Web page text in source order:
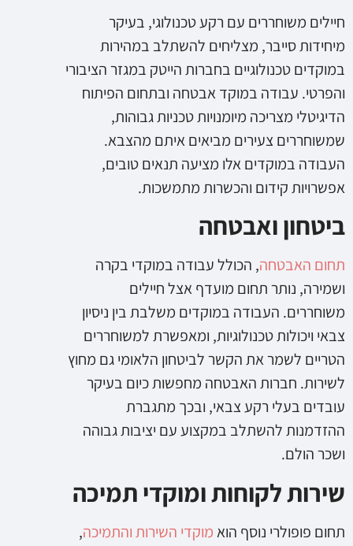
חיילים משוחררים עם רקע טכנולוגי, בעיקר
מיחידות סייבר, מצליחים להשתלב במהירות
במוקדים טכנולוגיים בחברות הייטק במגזר הציבורי
והפרטי. עבודה במוקד אבטחה ובתחום הפיתוח
הדיגיטלי מצריכה מיומנויות טכניות גבוהות,
שמשוחררים צעירים מביאים איתם מהצבא.
העבודה במוקדים אלו מציעה תנאים טובים,
אפשרויות קידום והכשרות מתמשכות.
ביטחון ואבטחה
תחום האבטחה, הכולל עבודה במוקדי בקרה
ושמירה, נותר תחום מועדף אצל חיילים
משוחררים. העבודה במוקדים משלבת בין ניסיון
צבאי ויכולות טכנולוגיות, ומאפשרת למשוחררים
הטריים לשמר את הקשר לביטחון הלאומי גם מחוץ
לשירות. חברות האבטחה מחפשות כיום בעיקר
עובדים בעלי רקע צבאי, ובכך מתגברת
ההזדמנות להשתלב במקצוע עם יציבות גבוהה
ושכר הולם.
שירות לקוחות ומוקדי תמיכה
תחום פופולרי נוסף הואמוקדי השירות והתמיכה,